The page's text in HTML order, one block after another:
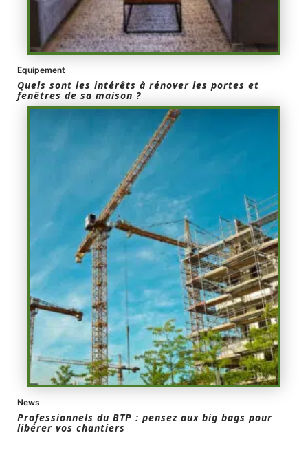
Equipement
Quels sont les intérêts à rénover les portes et
fenêtres de sa maison ?
News
Professionnels du BTP : pensez aux big bags pour
libérer vos chantiers